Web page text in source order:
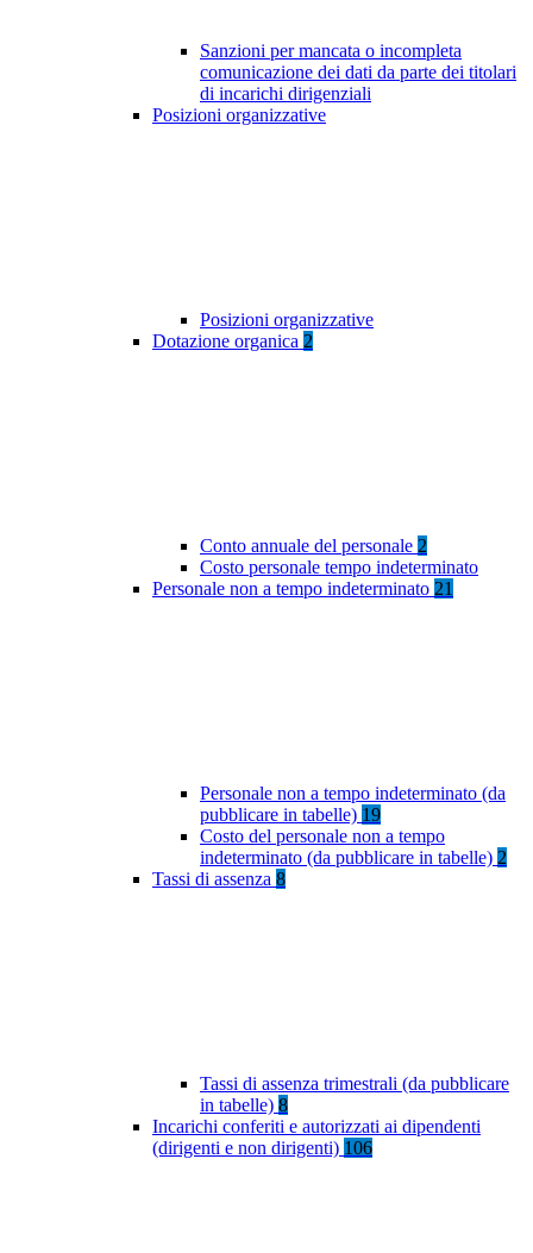
Sanzioni per mancata o incompleta
comunicazione dei dati da parte dei titolari
di incarichi dirigenziali
Posizioni organizzative
Posizioni organizzative
Dotazione organica 2
Conto annuale del personale 2
Costo personale tempo indeterminato
Personale non a tempo indeterminato 21
Personale non a tempo indeterminato (da
pubblicare in tabelle) 19
Costo del personale non a tempo
indeterminato (da pubblicare in tabelle) 2
Tassi di assenza 8
Tassi di assenza trimestrali (da pubblicare
in tabelle) 8
Incarichi conferiti e autorizzati ai dipendenti
(dirigenti e non dirigenti) 106